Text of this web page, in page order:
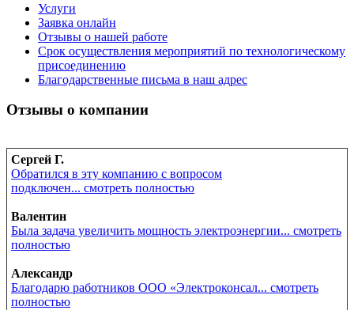
Услуги
Заявка онлайн
Отзывы о нашей работе
Срок осуществления мероприятий по технологическому
присоединению
Благодарственные письма в наш адрес
Отзывы о компании
Сергей Г.
Обратился в эту компанию с вопросом
подключен... смотреть полностью
Валентин
Была задача увеличить мощность электроэнергии... смотреть
полностью
Александр
Благодарю работников ООО «Электроконсал... смотреть
полностью